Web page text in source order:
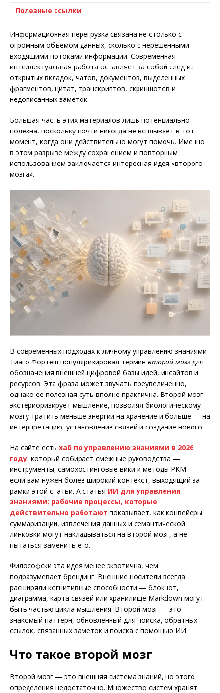
Полезные ссылки
Информационная перегрузка связана не столько с
огромным объемом данных, сколько с нерешенными
входящими потоками информации. Современная
интеллектуальная работа оставляет за собой след из
открытых вкладок, чатов, документов, выделенных
фрагментов, цитат, транскриптов, скриншотов и
недописанных заметок.
Большая часть этих материалов лишь потенциально
полезна, поскольку почти никогда не всплывает в тот
момент, когда они действительно могут помочь. Именно
в этом разрыве между сохранением и повторным
использованием заключается интересная идея «второго
мозга».
В современных подходах к личному управлению знаниями
Тиаго Фортеш популяризировал термин второй мозг для
обозначения внешней цифровой базы идей, инсайтов и
ресурсов. Эта фраза может звучать преувеличенно,
однако ее полезная суть вполне практична. Второй мозг
экстериоризирует мышление, позволяя биологическому
мозгу тратить меньше энергии на хранение и больше — на
интерпретацию, установление связей и создание нового.
На сайте есть хаб по управлению знаниями в 2026
году, который собирает смежные руководства —
инструменты, самохостинговые вики и методы PKM —
если вам нужен более широкий контекст, выходящий за
рамки этой статьи. А статья ИИ для управления
знаниями: рабочие процессы, которые
действительно работают показывает, как конвейеры
суммаризации, извлечения данных и семантической
линковки могут накладываться на второй мозг, а не
пытаться заменить его.
Философски эта идея менее экзотична, чем
подразумевает брендинг. Внешние носители всегда
расширяли когнитивные способности — блокнот,
диаграмма, карта связей или хранилище Markdown могут
быть частью цикла мышления. Второй мозг — это
знакомый паттерн, обновленный для поиска, обратных
ссылок, связанных заметок и поиска с помощью ИИ.
Что такое второй мозг
Второй мозг — это внешняя система знаний, но этого
определения недостаточно. Множество систем хранят